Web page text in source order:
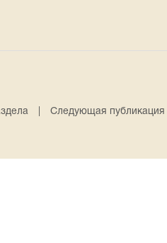
Следующая публикация